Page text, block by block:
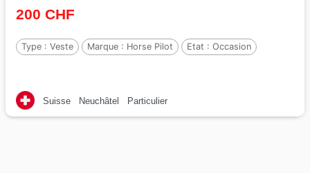
200 CHF
Type : Veste Marque : Horse Pilot Etat : Occasion
Suisse Neuchâtel Particulier